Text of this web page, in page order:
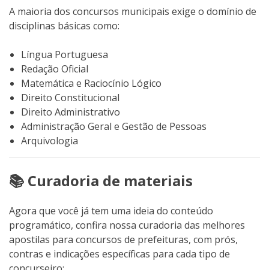
A maioria dos concursos municipais exige o domínio de
disciplinas básicas como:
Língua Portuguesa
Redação Oficial
Matemática e Raciocínio Lógico
Direito Constitucional
Direito Administrativo
Administração Geral e Gestão de Pessoas
Arquivologia
📚 Curadoria de materiais
Agora que você já tem uma ideia do conteúdo
programático, confira nossa curadoria das melhores
apostilas para concursos de prefeituras, com prós,
contras e indicações específicas para cada tipo de